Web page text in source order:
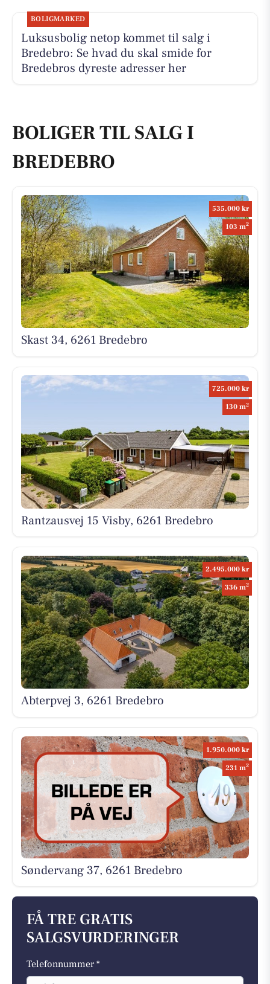
BOLIGMARKED
Luksusbolig netop kommet til salg i
Bredebro: Se hvad du skal smide for
Bredebros dyreste adresser her
BOLIGER TIL SALG I
BREDEBRO
535.000 kr
103 m2
Skast 34, 6261 Bredebro
725.000 kr
130 m2
Rantzausvej 15 Visby, 6261 Bredebro
2.495.000 kr
336 m2
Abterpvej 3, 6261 Bredebro
1.950.000 kr
231 m2
Søndervang 37, 6261 Bredebro
FÅ TRE GRATIS
SALGSVURDERINGER
Telefonnummer *